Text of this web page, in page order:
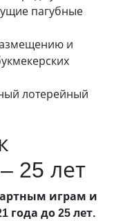
пагубные
и
лотерейный
25 лет
играм и
года до 25 лет.